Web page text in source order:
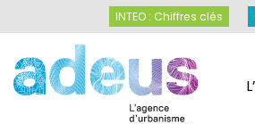
INTEO : Chiffres clés
INTEO : Chiffres clés
Panneau de gestion des